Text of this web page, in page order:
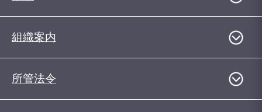
組織案内
所管法令